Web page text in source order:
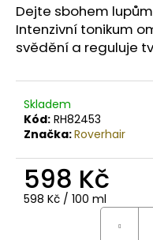
Dejte sbohem
Intenzivní tonikum
svědění a reguluje
Skladem
Kód: RH82453
Značka:Roverhair
598 Kč
Měrná
598 Kč / 100 ml
m
e
SIMONA
BIO
JASMINE
ORGANICKÉ
RUČNĚ
VYRÁBĚNÉ
BAMBUCKÉ
MÁSLO